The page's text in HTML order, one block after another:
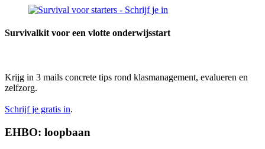
Survivalkit voor een vlotte onderwijsstart
Krijg in 3 mails concrete tips rond klasmanagement, evalueren en
zelfzorg.
Schrijf je gratis in.
EHBO: loopbaan